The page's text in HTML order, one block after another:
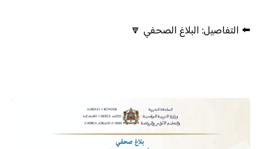
⬅️ التفاصيل: البلاغ الصحفي 🔽